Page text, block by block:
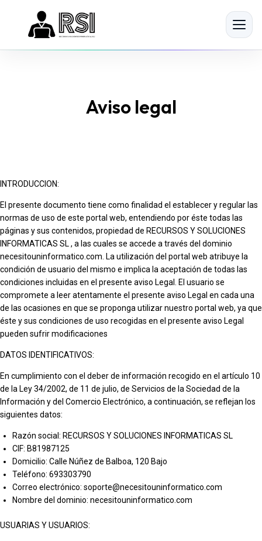
Cobertura WiFi 100%
Copias de seguridad cloud
Renting informático
Soporte informático remoto y presencial
Blog
Llamar ahora · 916 075 463
Aviso legal
INTRODUCCION:
El presente documento tiene como finalidad el establecer y regular las
normas de uso de este portal web, entendiendo por éste todas las
páginas y sus contenidos, propiedad de RECURSOS Y SOLUCIONES
INFORMATICAS SL , a las cuales se accede a través del dominio
necesitouninformatico.com. La utilización del portal web atribuye la
condición de usuario del mismo e implica la aceptación de todas las
condiciones incluidas en el presente aviso Legal. El usuario se
compromete a leer atentamente el presente aviso Legal en cada una
de las ocasiones en que se proponga utilizar nuestro portal web, ya que
éste y sus condiciones de uso recogidas en el presente aviso Legal
pueden sufrir modificaciones
DATOS IDENTIFICATIVOS:
En cumplimiento con el deber de información recogido en el artículo 10
de la Ley 34/2002, de 11 de julio, de Servicios de la Sociedad de la
Información y del Comercio Electrónico, a continuación, se reflejan los
siguientes datos:
Razón social: RECURSOS Y SOLUCIONES INFORMATICAS SL
CIF: B81987125
Domicilio: Calle Núñez de Balboa, 120 Bajo
Teléfono: 693303790
Correo electrónico: soporte@necesitouninformatico.com
Nombre del dominio: necesitouninformatico.com
USUARIAS Y USUARIOS: